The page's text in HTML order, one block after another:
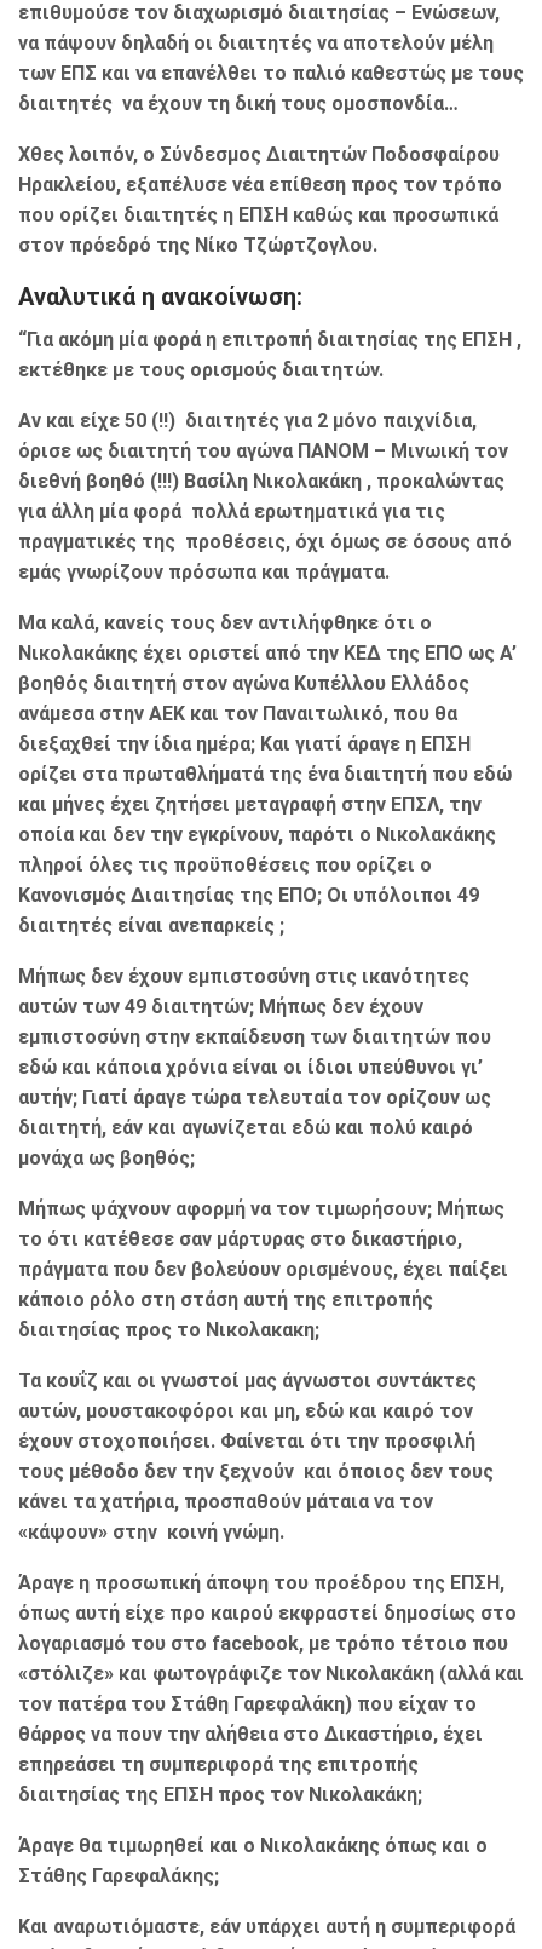
επιθυμούσε τον διαχωρισμό διαιτησίας – Ενώσεων,
να πάψουν δηλαδή οι διαιτητές να αποτελούν μέλη
των ΕΠΣ και να επανέλθει το παλιό καθεστώς με τους
διαιτητές να έχουν τη δική τους ομοσπονδία…
Χθες λοιπόν, ο Σύνδεσμος Διαιτητών Ποδοσφαίρου
Ηρακλείου, εξαπέλυσε νέα επίθεση προς τον τρόπο
που ορίζει διαιτητές η ΕΠΣΗ καθώς και προσωπικά
στον πρόεδρό της Νίκο Τζώρτζογλου.
Αναλυτικά η ανακοίνωση:
“Για ακόμη μία φορά η επιτροπή διαιτησίας της ΕΠΣΗ ,
εκτέθηκε με τους ορισμούς διαιτητών.
Αν και είχε 50 (!!) διαιτητές για 2 μόνο παιχνίδια,
όρισε ως διαιτητή του αγώνα ΠΑΝΟΜ – Μινωική τον
διεθνή βοηθό (!!!) Βασίλη Νικολακάκη , προκαλώντας
για άλλη μία φορά πολλά ερωτηματικά για τις
πραγματικές της προθέσεις, όχι όμως σε όσους από
εμάς γνωρίζουν πρόσωπα και πράγματα.
Μα καλά, κανείς τους δεν αντιλήφθηκε ότι ο
Νικολακάκης έχει οριστεί από την ΚΕΔ της ΕΠΟ ως Α’
βοηθός διαιτητή στον αγώνα Κυπέλλου Ελλάδος
ανάμεσα στην ΑΕΚ και τον Παναιτωλικό, που θα
διεξαχθεί την ίδια ημέρα; Και γιατί άραγε η ΕΠΣΗ
ορίζει στα πρωταθλήματά της ένα διαιτητή που εδώ
και μήνες έχει ζητήσει μεταγραφή στην ΕΠΣΛ, την
οποία και δεν την εγκρίνουν, παρότι ο Νικολακάκης
πληροί όλες τις προϋποθέσεις που ορίζει ο
Κανονισμός Διαιτησίας της ΕΠΟ; Οι υπόλοιποι 49
διαιτητές είναι ανεπαρκείς ;
Μήπως δεν έχουν εμπιστοσύνη στις ικανότητες
αυτών των 49 διαιτητών; Μήπως δεν έχουν
εμπιστοσύνη στην εκπαίδευση των διαιτητών που
εδώ και κάποια χρόνια είναι οι ίδιοι υπεύθυνοι γι’
αυτήν; Γιατί άραγε τώρα τελευταία τον ορίζουν ως
διαιτητή, εάν και αγωνίζεται εδώ και πολύ καιρό
μονάχα ως βοηθός;
Μήπως ψάχνουν αφορμή να τον τιμωρήσουν; Μήπως
το ότι κατέθεσε σαν μάρτυρας στο δικαστήριο,
πράγματα που δεν βολεύουν ορισμένους, έχει παίξει
κάποιο ρόλο στη στάση αυτή της επιτροπής
διαιτησίας προς το Νικολακακη;
Τα κουΐζ και οι γνωστοί μας άγνωστοι συντάκτες
αυτών, μουστακοφόροι και μη, εδώ και καιρό τον
έχουν στοχοποιήσει. Φαίνεται ότι την προσφιλή
τους μέθοδο δεν την ξεχνούν και όποιος δεν τους
κάνει τα χατήρια, προσπαθούν μάταια να τον
«κάψουν» στην κοινή γνώμη.
Άραγε η προσωπική άποψη του προέδρου της ΕΠΣΗ,
όπως αυτή είχε προ καιρού εκφραστεί δημοσίως στο
λογαριασμό του στο facebook, με τρόπο τέτοιο που
«στόλιζε» και φωτογράφιζε τον Νικολακάκη (αλλά και
τον πατέρα του Στάθη Γαρεφαλάκη) που είχαν το
θάρρος να πουν την αλήθεια στο Δικαστήριο, έχει
επηρεάσει τη συμπεριφορά της επιτροπής
διαιτησίας της ΕΠΣΗ προς τον Νικολακάκη;
Άραγε θα τιμωρηθεί και ο Νικολακάκης όπως και ο
Στάθης Γαρεφαλάκης;
Και αναρωτιόμαστε, εάν υπάρχει αυτή η συμπεριφορά